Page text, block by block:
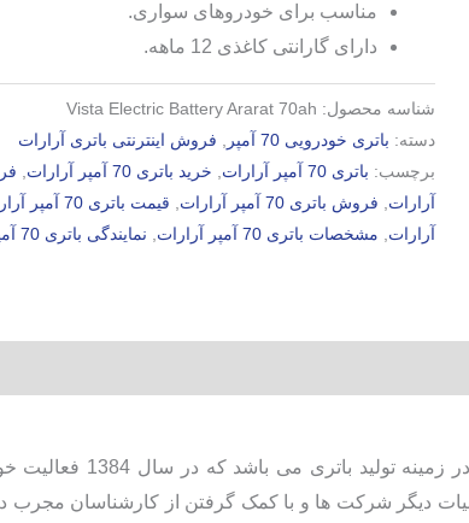
مناسب برای خودروهای سواری.
دارای گارانتی کاغذی 12 ماهه.
شناسه محصول: Vista Electric Battery Ararat 70ah
دسته: باتری خودرویی 70 آمپر , فروش اینترنتی باتری آرارات
برچسب: باتری 70 آمپر آرارات , خرید باتری 70 آمپر آرارات ,
آرارات, فروش باتری 70 آمپر آرارات , قیمت باتری 70 آمپر آرارات
آرارات, مشخصات باتری 70 آمپر آرارات , نمایندگی باتری 70 آمپر آرارات
شرکت ویستا الکترونیک رایکا یک
دیگر شرکت ها و با کمک گرفتن از کارشناسان